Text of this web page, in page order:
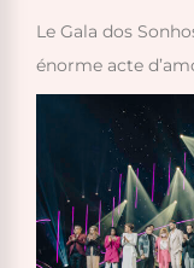
Le Gala dos
énorme acte